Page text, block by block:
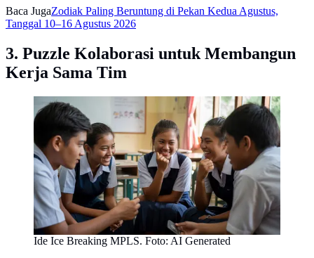
Baca JugaZodiak Paling Beruntung di Pekan Kedua Agustus,
Tanggal 10–16 Agustus 2026
3. Puzzle Kolaborasi untuk Membangun
Kerja Sama Tim
Ide Ice Breaking MPLS. Foto: AI Generated